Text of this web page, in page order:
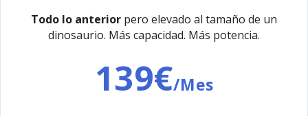
Todo lo anterior pero elevado al tamaño de un
dinosaurio. Más capacidad. Más potencia.
139€/Mes